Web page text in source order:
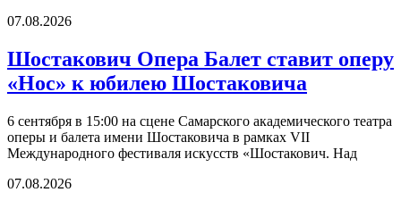
07.08.2026
Шостакович Опера Балет ставит оперу
«Нос» к юбилею Шостаковича
6 сентября в 15:00 на сцене Самарского академического театра
оперы и балета имени Шостаковича в рамках VII
Международного фестиваля искусств «Шостакович. Над
07.08.2026